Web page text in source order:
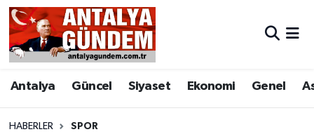
Antalya Güncel Siyaset Ekonomi Genel
HABERLER SPOR
Antalya
Asayiş
Bilim & Teknoloji
Antalya Nöbetçi Eczaneler
Antalya Hava Durumu
Antalya Namaz Vakitleri